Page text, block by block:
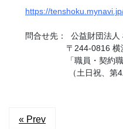
https://
問合せ先：  公益財団法人
「職員・契約職員採用
（土日祝、第4木曜日
« Prev